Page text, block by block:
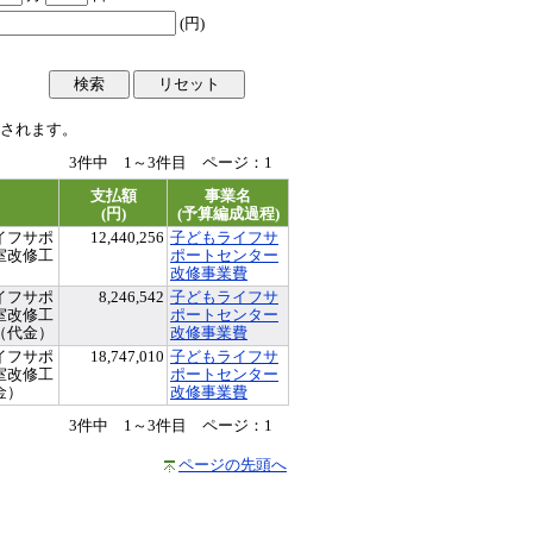
(円)
れます。
3件中 1～3件目 ページ： 1
支払額
(円)
事業名
(予算編成過程)
フサポ
改修工
12,440,256 子どもライフサ
ポートセンター
改修事業費
フサポ
改修工
金）
8,246,542 子どもライフサ
ポートセンター
改修事業費
フサポ
改修工
18,747,010 子どもライフサ
ポートセンター
改修事業費
3件中 1～3件目 ページ： 1
ページの先頭へ